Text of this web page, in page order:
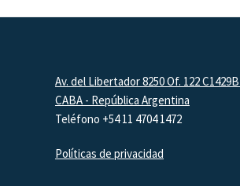
FooterAv. del Libertador 8250 Of. 122
CABA - República Argentina
Teléfono +54 11 4704 1472
Políticas de privacidad